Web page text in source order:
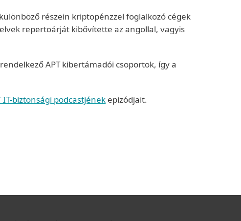
részein kriptopénzzel foglalkozó cégek
repertoárját kibővítette az angollal, vagyis
APT kibertámadói csoportok, így a
IT-biztonsági podcastjének epizódjait.